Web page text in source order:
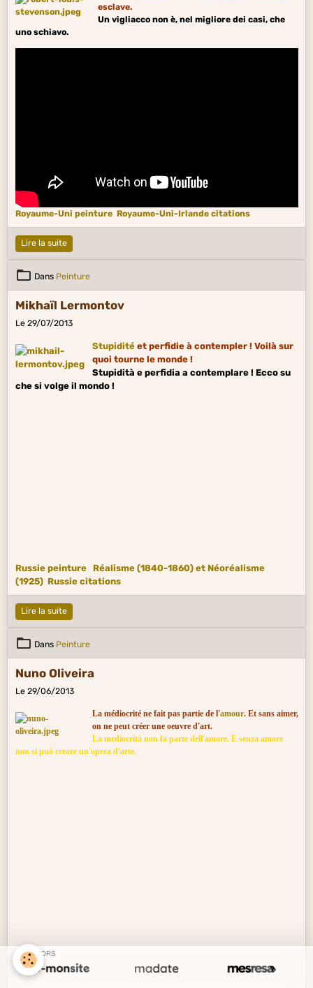
esclave.
Un vigliacco non è, nel migliore dei casi, che
uno schiavo.
Royaume-Uni peinture Royaume-Uni-Irlande citations
Lire la suite
Dans Peinture
Mikhaïl Lermontov
Le 29/07/2013
Stupiditéet perfidie à contempler ! Voilà sur
quoi tourne le monde !
Stupidità e perfidia a contemplare ! Ecco su
che si volge il mondo !
Russie peinture
Réalisme (1840-1860) et Néoréalisme
(1925) Russie citations
Lire la suite
Dans Peinture
Nuno Oliveira
Le 29/06/2013
La médiocrité ne fait pas partie de l'amour. Et sans aimer,
on ne peut créer une oeuvre d'art.
La mediocrità non fa parte dell'amore. E senza amore
non si può creare un'opera d'arte.
SPONSORS